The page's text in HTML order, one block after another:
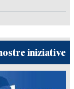
iniziative